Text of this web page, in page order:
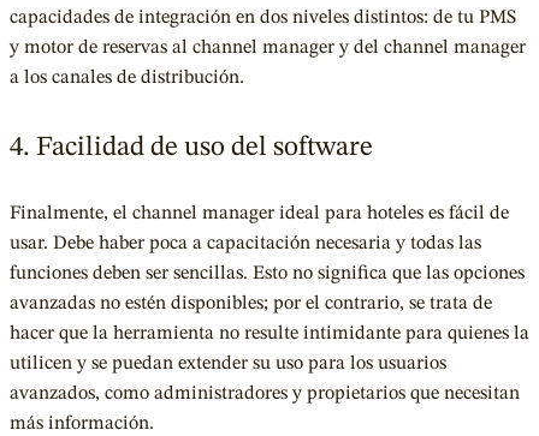
capacidades de integración en dos niveles distintos: de tu PMS
y motor de reservas al channel manager y del channel manager
a los canales de distribución.
4. Facilidad de uso del software
Finalmente, el channel manager ideal para hoteles es fácil de
usar. Debe haber poca a capacitación necesaria y todas las
funciones deben ser sencillas. Esto no significa que las opciones
avanzadas no estén disponibles; por el contrario, se trata de
hacer que la herramienta no resulte intimidante para quienes la
utilicen y se puedan extender su uso para los usuarios
avanzados, como administradores y propietarios que necesitan
más información.